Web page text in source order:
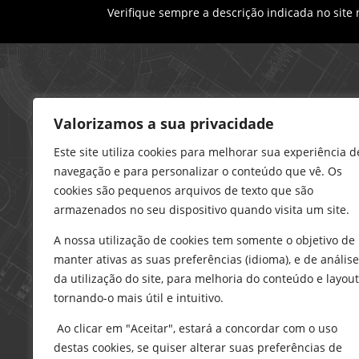
Valorizamos a sua privacidade
Este site utiliza cookies para melhorar sua experiência
navegação e para personalizar o conteúdo que vê. Os
cookies são pequenos arquivos de texto que são
armazenados no seu dispositivo quando visita um site.
A nossa utilização de cookies tem somente o objetivo de
manter ativas as suas preferências (idioma), e de análise
da utilização do site, para melhoria do conteúdo e
tornando-o mais útil e intuitivo.
Ao clicar em "Aceitar", estará a concordar com o uso
destas cookies, se quiser alterar suas preferências de
Verifique sempre a descrição indicada no site
21 296 0195
912 606 251
charneca@delarobia.pt
R. António Andrade, 1116
2820-287 • Charneca da Caparica
Loja – Tires
214 453 329
919 865 192
tires@delarobia.pt